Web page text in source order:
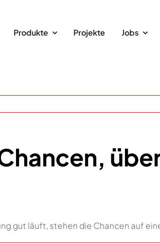
Produkte Projekte Jobs
gut läuft, stehen die Chancen auf